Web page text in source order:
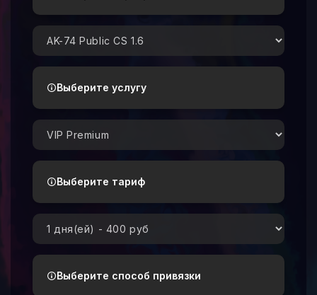
Выберите услугу
Выберите тариф
Выберите способ привязки